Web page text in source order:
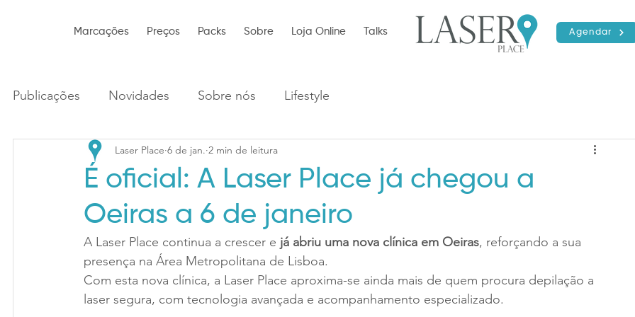
Marcações Preços Packs Sobre Loja Online Talks Agendar
Publicações Novidades Sobre nós Lifestyle
É oficial: A Laser Place já chegou a
Oeiras a 6 de janeiro
Laser Place 6 de jan. 2 min de leitura
A Laser Place continua a crescer e já abriu uma nova clínica em Oeiras, reforçando a sua
presença na Área Metropolitana de Lisboa.
Com esta nova clínica, a Laser Place aproxima-se ainda mais de quem procura depilação a
laser segura, com tecnologia avançada e acompanhamento especializado.